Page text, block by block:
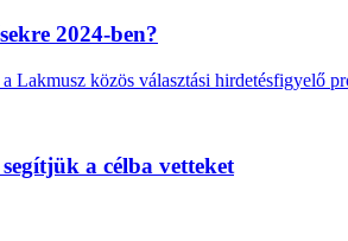
2024-ben?
Lakmusz közös választási hirdetésfigyelő
a célba vetteket